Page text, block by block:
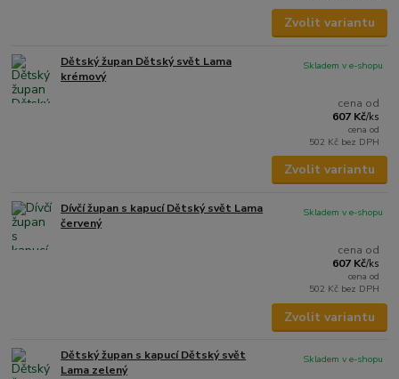
Zvolit variantu
Dětský župan Dětský svět Lama
krémový
cena od
607 Kč/ks
cena od
502 Kč bez DPH
Skladem v e-shopu
Zvolit variantu
Dívčí župan s kapucí Dětský svět Lama
červený
cena od
607 Kč/ks
cena od
502 Kč bez DPH
Skladem v e-shopu
Zvolit variantu
Dětský župan s kapucí Dětský svět
Lama zelený
Skladem v e-shopu